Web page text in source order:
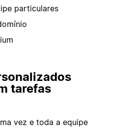
particulares
tarefas
vez e toda a equipe